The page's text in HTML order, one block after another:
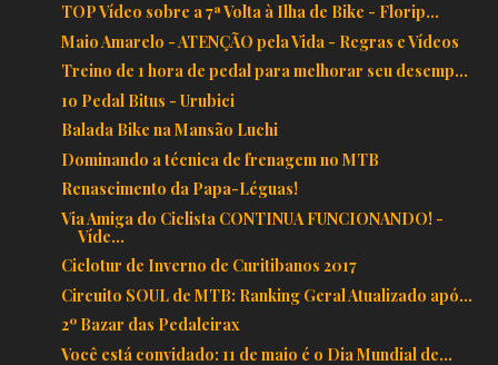
TOP Vídeo sobre a 7ª Volta à Ilha de Bike - Florip...
Maio Amarelo - ATENÇÃO pela Vida - Regras e Vídeos
Treino de 1 hora de pedal para melhorar seu desemp...
1o Pedal Bitus - Urubici
Balada Bike na Mansão Luchi
Dominando a técnica de frenagem no MTB
Renascimento da Papa-Léguas!
Via Amiga do Ciclista CONTINUA FUNCIONANDO! -
Víde...
Ciclotur de Inverno de Curitibanos 2017
Circuito SOUL de MTB: Ranking Geral Atualizado apó...
2º Bazar das Pedaleirax
Você está convidado: 11 de maio é o Dia Mundial de...